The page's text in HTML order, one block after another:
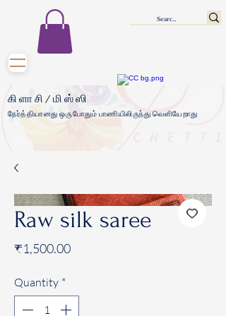
கிளாசி/மிஸ்ஸி
நேர்த்தியானது ஒருபோதும் பாணியிலிருந்து வெளியேறாது
Raw silk saree
₹1,500.00Price
Quantity *